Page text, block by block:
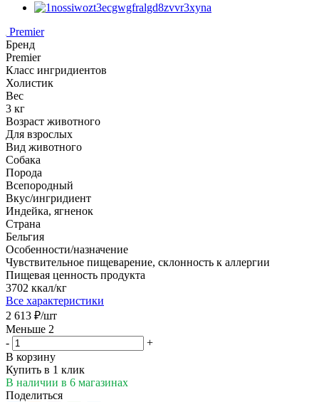
Premier
Бренд
Premier
Класс ингридиентов
Холистик
Вес
3 кг
Возраст животного
Для взрослых
Вид животного
Собака
Порода
Всепородный
Вкус/ингридиент
Индейка, ягненок
Страна
Бельгия
Особенности/назначение
Чувствительное пищеварение, склонность к аллергии
Пищевая ценность продукта
3702 ккал/кг
Все характеристики
2 613 ₽/шт
Меньше 2
-
+
В корзину
Купить в 1 клик
В наличии в 6 магазинах
Поделиться